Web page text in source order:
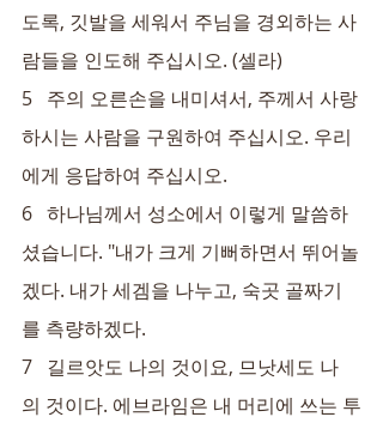
도록, 깃발을 세워서 주님을 경외하는 사
람들을 인도해 주십시오. (셀라)
5   주의 오른손을 내미셔서, 주께서 사랑
하시는 사람을 구원하여 주십시오. 우리
에게 응답하여 주십시오.
6   하나님께서 성소에서 이렇게 말씀하
셨습니다. "내가 크게 기뻐하면서 뛰어놀
겠다. 내가 세겜을 나누고, 숙곳 골짜기
를 측량하겠다.
7   길르앗도 나의 것이요, 므낫세도 나
의 것이다. 에브라임은 내 머리에 쓰는 투